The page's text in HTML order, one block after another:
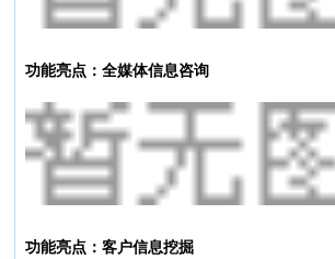
功能亮点：全媒体信息咨询
功能亮点：客户信息挖掘